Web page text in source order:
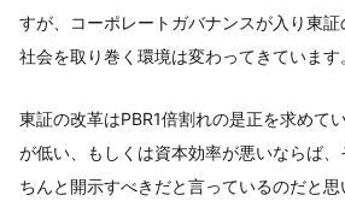
すが、コーポレートガバナンスが入り東証
社会を取り巻く環境は変わってきています
東証の改革はPBR1倍割れの是正を求めて
が低い、もしくは資本効率が悪いならば、
ちんと開示すべきだと言っているのだと思